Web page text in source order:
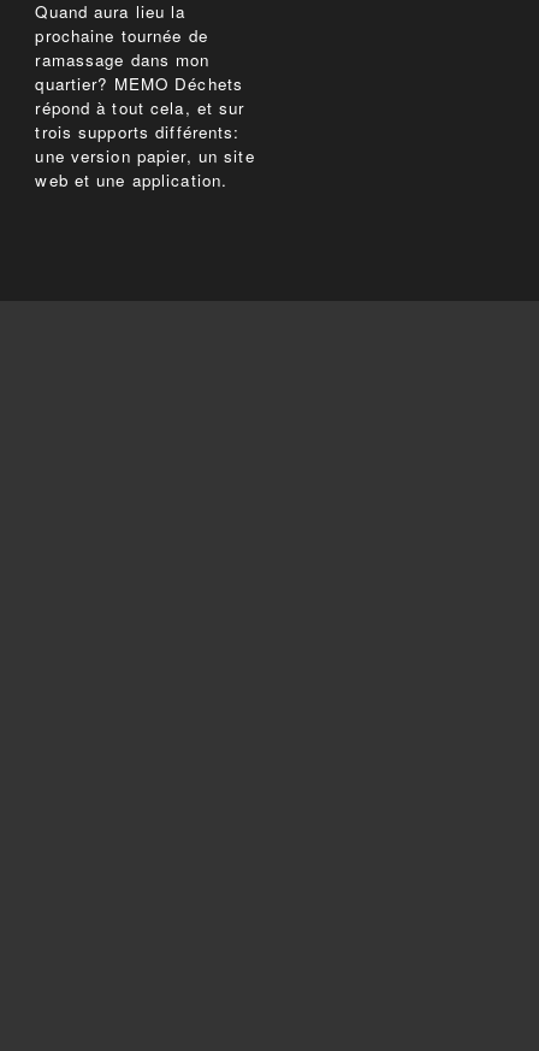
Quand aura lieu la
prochaine tournée de
ramassage dans mon
quartier? MEMO Déchets
répond à tout cela, et sur
trois supports différents:
une version papier, un site
web et une application.